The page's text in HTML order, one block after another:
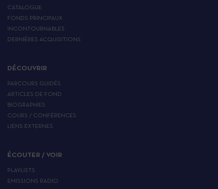
CATALOGUE
FONDS PRINCIPAUX
INCONTOURNABLES
DERNIÈRES ACQUISITIONS
DÉCOUVRIR
PARCOURS GUIDÉS
ARTICLES DE FOND
BIOGRAPHIES
COURS / CONFÉRENCES
LIENS EXTERNES
ÉCOUTER / VOIR
PLAYLISTS
EMISSIONS RADIO